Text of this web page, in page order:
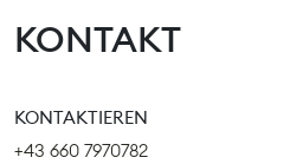
KONTAKT
KONTAKTIEREN
+43 660 7970782